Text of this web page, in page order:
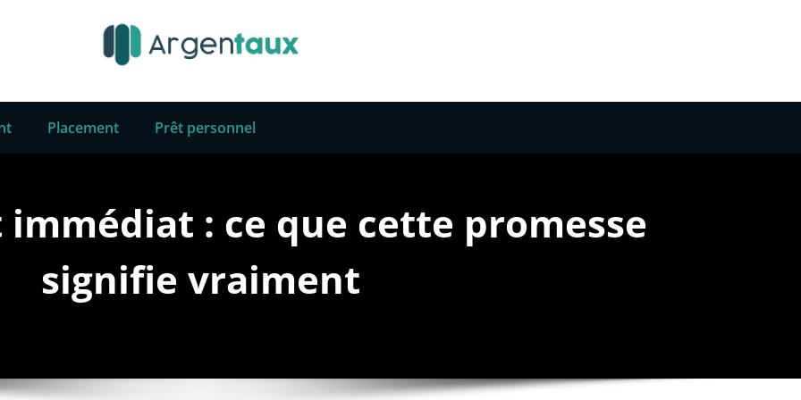
Placement Prêt personnel
: ce que cette promesse
signifie vraiment